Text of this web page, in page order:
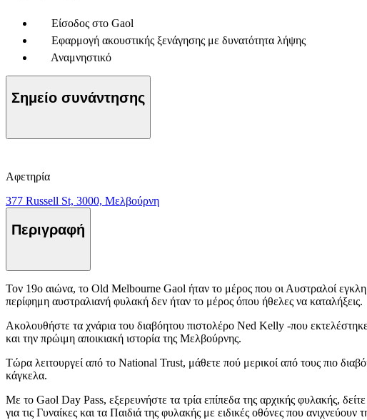
Είσοδος στο Gaol
Εφαρμογή ακουστικής ξενάγησης με δυνατότητα λήψης
Αναμνηστικό
Σημείο συνάντησης
Αφετηρία
377 Russell St, 3000, Μελβούρνη
Περιγραφή
Τον 19ο αιώνα, το Old Melbourne Gaol ήταν το μέρος που οι Αυστραλοί
περίφημη αυστραλιανή φυλακή δεν ήταν το μέρος όπου ήθελες να καταλήξεις.
Ακολουθήστε τα χνάρια του διαβόητου πιστολέρο Ned Kelly -που εκτελέστηκε
και την πρώιμη αποικιακή ιστορία της Μελβούρνης.
Τώρα λειτουργεί από το National Trust, μάθετε πού μερικοί από τους πιο
κάγκελα.
Με το Gaol Day Pass, εξερευνήστε τα τρία επίπεδα της αρχικής φυλακής,
για τις Γυναίκες και τα Παιδιά της φυλακής με ειδικές οθόνες που ανιχνεύουν